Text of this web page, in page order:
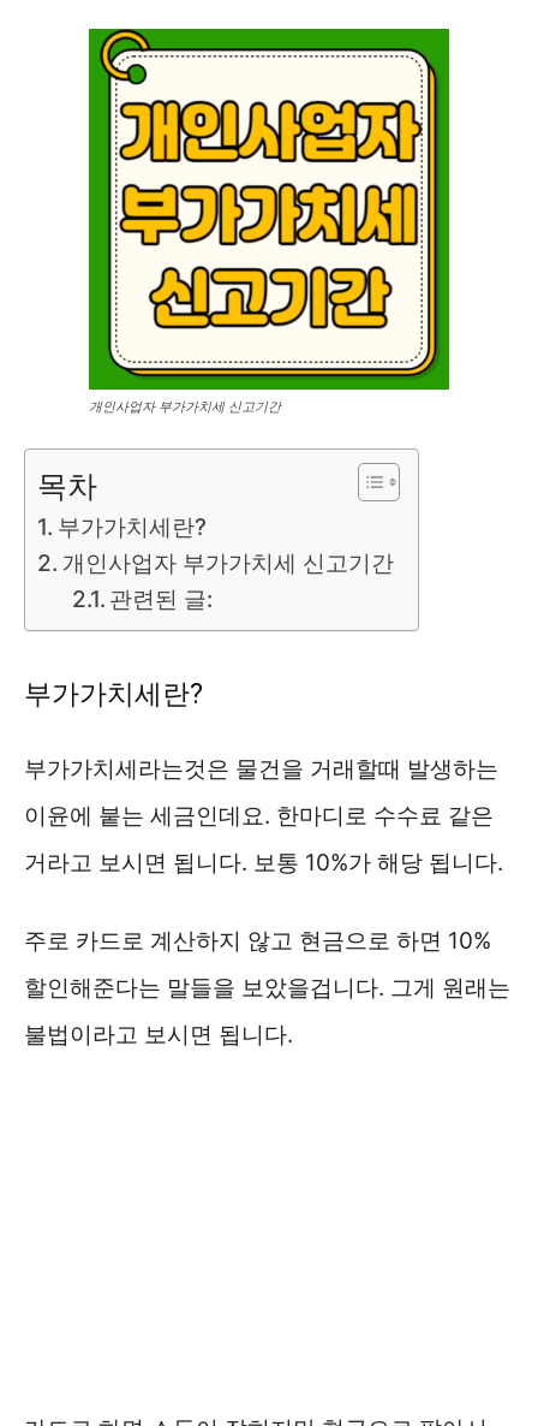
개인사업자 부가가치세 신고기간
목차
부가가치세란?
개인사업자 부가가치세 신고기간
관련된 글:
부가가치세란?
부가가치세라는것은 물건을 거래할때 발생하는
이윤에 붙는 세금인데요. 한마디로 수수료 같은
거라고 보시면 됩니다. 보통 10%가 해당 됩니다.
주로 카드로 계산하지 않고 현금으로 하면 10%
할인해준다는 말들을 보았을겁니다. 그게 원래는
불법이라고 보시면 됩니다.